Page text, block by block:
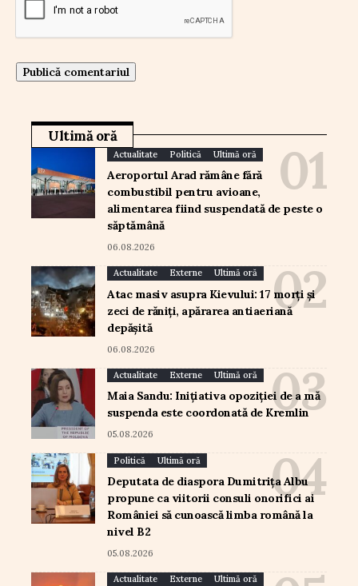
Ultimă oră
Actualitate Politică Ultimă oră
Aeroportul Arad rămâne fără
combustibil pentru avioane,
alimentarea fiind suspendată de peste o
săptămână
06.08.2026
Actualitate Externe Ultimă oră
Atac masiv asupra Kievului: 17 morți și
zeci de răniți, apărarea antiaeriană
depășită
06.08.2026
Actualitate Externe Ultimă oră
Maia Sandu: Inițiativa opoziției de a mă
suspenda este coordonată de Kremlin
05.08.2026
Politică Ultimă oră
Deputata de diaspora Dumitrița Albu
propune ca viitorii consuli onorifici ai
României să cunoască limba română la
nivel B2
05.08.2026
Actualitate Externe Ultimă oră